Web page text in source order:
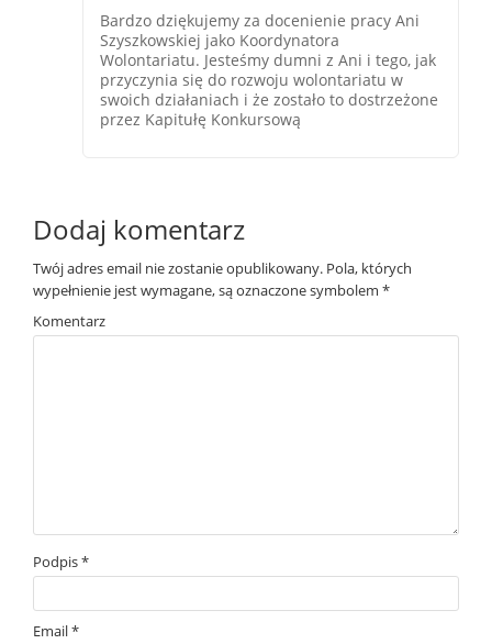
Bardzo dziękujemy za docenienie pracy Ani
Szyszkowskiej jako Koordynatora
Wolontariatu. Jesteśmy dumni z Ani i tego, jak
przyczynia się do rozwoju wolontariatu w
swoich działaniach i że zostało to dostrzeżone
przez Kapitułę Konkursową
Dodaj komentarz
Twój adres email nie zostanie opublikowany. Pola, których
wypełnienie jest wymagane, są oznaczone symbolem *
Komentarz
Podpis*
Email*